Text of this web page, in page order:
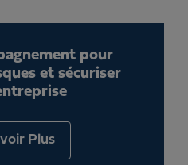
pour
et sécuriser
Plus